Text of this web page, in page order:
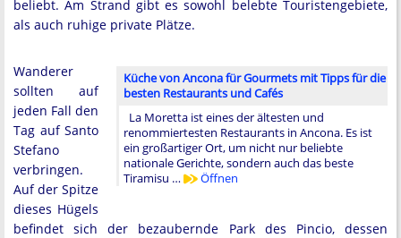
beliebt. Am Strand gibt es sowohl belebte Touristengebiete,
als auch ruhige private Plätze.
Küche von Ancona für Gourmets mit Tipps für die
besten Restaurants und Cafés
La Moretta ist eines der ältesten und
renommiertesten Restaurants in Ancona. Es ist
ein großartiger Ort, um nicht nur beliebte
nationale Gerichte, sondern auch das beste
Tiramisu …
Öffnen
Wanderer
sollten auf
jeden Fall den
Tag auf Santo
Stefano
verbringen.
Auf der Spitze
dieses Hügels
befindet sich der bezaubernde Park des Pincio, dessen